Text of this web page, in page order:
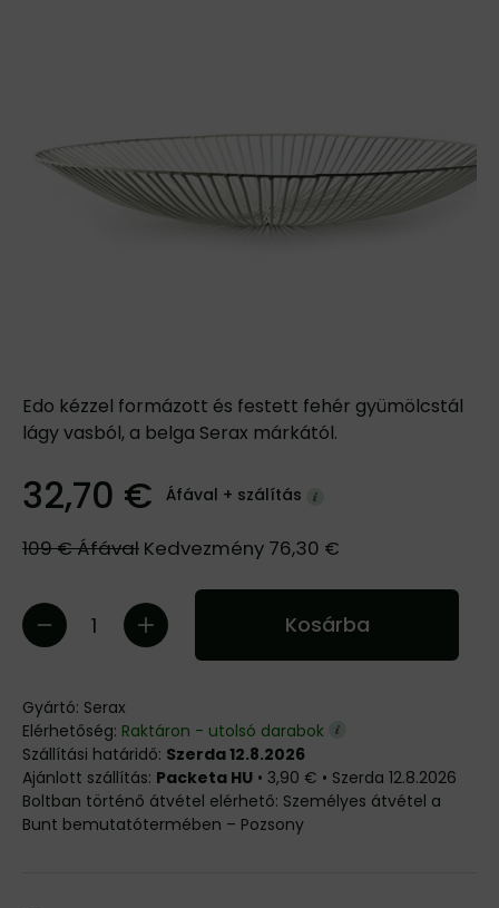
Edo kézzel formázott és festett fehér gyümölcstál
lágy vasból, a belga Serax márkától.
32,70 € Áfával + szálítás
109 €Áfával Kedvezmény 76,30 €
Kosárba
Gyártó: Serax
Elérhetőség: Raktáron - utolsó darabok
Szállítási határidő: Szerda 12.8.2026
Packeta HU • 3,90 € • Szerda 12.8.2026
Személyes átvétel a
Bunt bemutatótermében – Pozsony